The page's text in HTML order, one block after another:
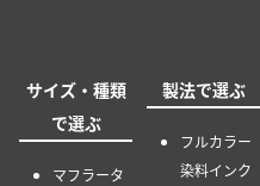
サイズ・種類
で選ぶ
マフラータ
製法で選ぶ
フルカラー
染料インク